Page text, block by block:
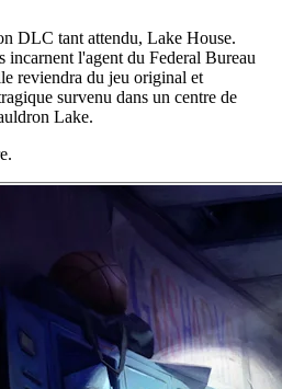
DLC tant attendu, Lake House.
incarnent l'agent du Federal Bureau
reviendra du jeu original et
survenu dans un centre de
Lake.